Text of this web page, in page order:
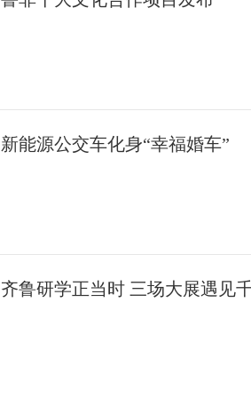
新能源公交车化身“幸福婚车”
齐鲁研学正当时 三场大展遇见